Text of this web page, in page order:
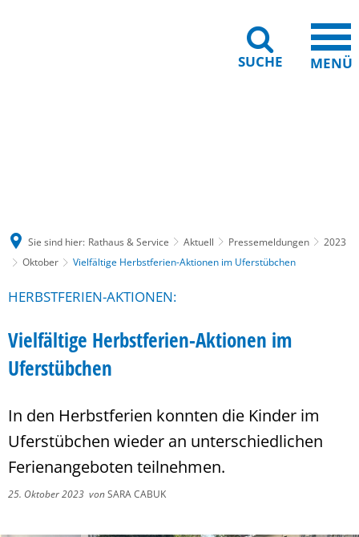
SUCHE MENÜ
Sie sind hier: Rathaus & Service Aktuell Pressemeldungen
2023
Oktober
Vielfältige Herbstferien-Aktionen im Uferstübchen
HERBSTFERIEN-AKTIONEN:
Vielfältige Herbstferien-Aktionen im
Uferstübchen
In den Herbstferien konnten die Kinder im
Uferstübchen wieder an unterschiedlichen
Ferienangeboten teilnehmen.
25. Oktober 2023 vonSARA CABUK